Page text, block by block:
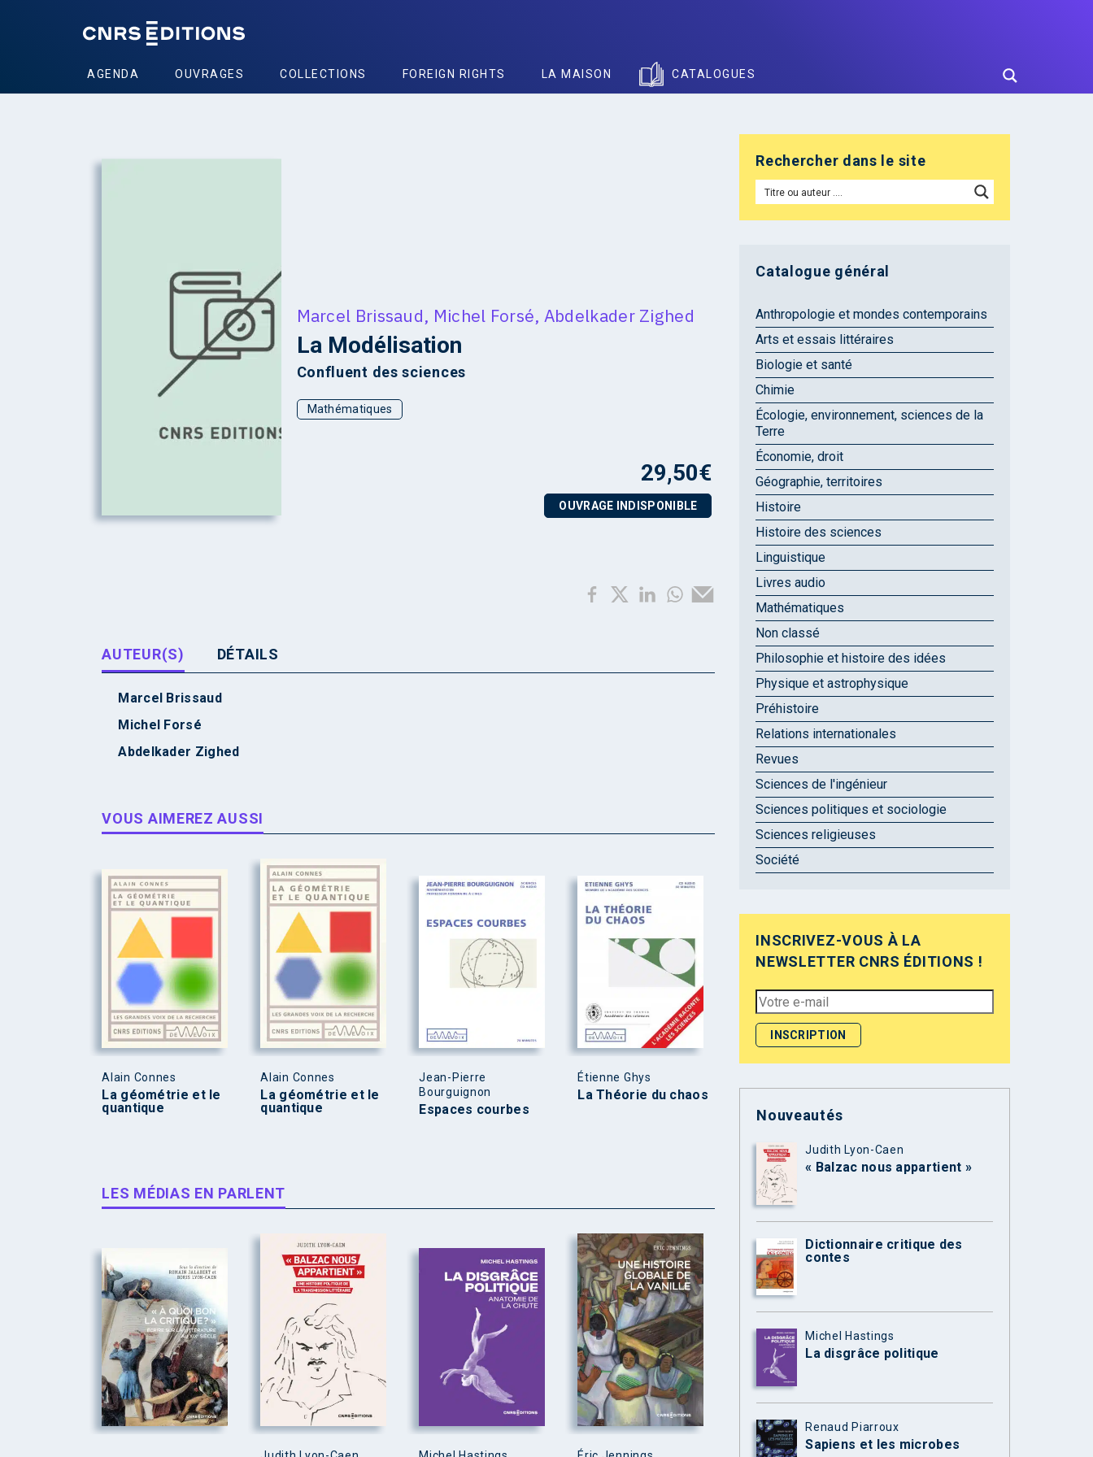
AGENDA OUVRAGES COLLECTIONS FOREIGN RIGHTS LA MAISON CATALOGUES
Marcel Brissaud, Michel Forsé, Abdelkader Zighed
La Modélisation
Confluent des sciences
Mathématiques
29,50€
OUVRAGE INDISPONIBLE
AUTEUR(S) DÉTAILS
Marcel Brissaud
Michel Forsé
Abdelkader Zighed
VOUS AIMEREZ AUSSI
Alain Connes
La géométrie et le
quantique
Alain Connes
La géométrie et le
quantique
Jean-Pierre
Bourguignon
Espaces courbes
Étienne Ghys
La Théorie du chaos
LES MÉDIAS EN PARLENT
Rechercher dans le site
Catalogue général
Anthropologie et mondes contemporains
Arts et essais littéraires
Biologie et santé
Chimie
Écologie, environnement, sciences de la
Terre
Économie, droit
Géographie, territoires
Histoire
Histoire des sciences
Linguistique
Livres audio
Mathématiques
Non classé
Philosophie et histoire des idées
Physique et astrophysique
Préhistoire
Relations internationales
Revues
Sciences de l'ingénieur
Sciences politiques et sociologie
Sciences religieuses
Société
INSCRIVEZ-VOUS À LA
NEWSLETTER CNRS ÉDITIONS !
Nouveautés
Judith Lyon-Caen
« Balzac nous appartient »
Dictionnaire critique des
contes
Michel Hastings
La disgrâce politique
Renaud Piarroux
Sapiens et les microbes